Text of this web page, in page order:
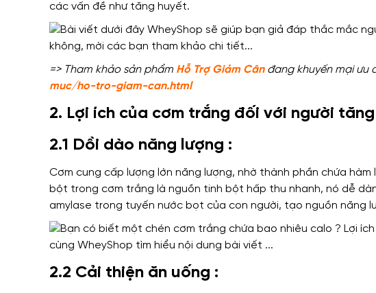
các vấn đề như tăng huyết.
=> Tham khảo sản phẩm Hỗ Trợ Giảm Cân đang khuyến mại ưu
muc/ho-tro-giam-can.html
2. Lợi ích của cơm trắng đối với người
2.1 Dồi dào năng lượng :
Cơm cung cấp lượng lớn năng lượng, nhờ thành phần chứa
bột trong cơm trắng là nguồn tinh bột hấp thu nhanh, nó dễ
amylase trong tuyến nước bọt của con người, tạo nguồn năng
2.2 Cải thiện ăn uống :